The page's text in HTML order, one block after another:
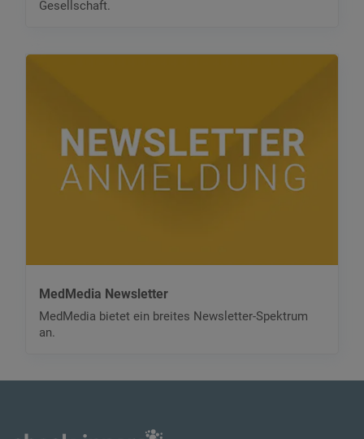
Gesellschaft.
MedMedia Newsletter
MedMedia bietet ein breites Newsletter-Spektrum
an.